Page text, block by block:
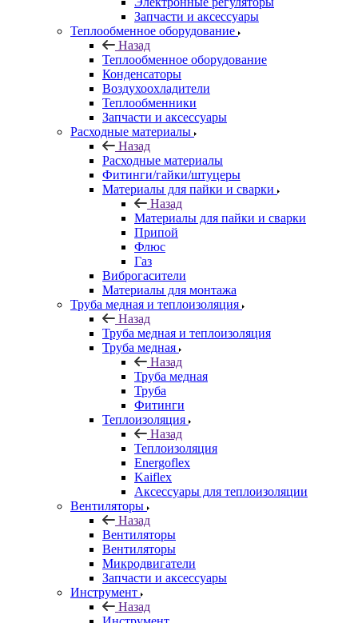
Запчасти и аксессуары
Теплообменное оборудование
Назад
Теплообменное оборудование
Конденсаторы
Воздухоохладители
Теплообменники
Запчасти и аксессуары
Расходные материалы
Назад
Расходные материалы
Фитинги/гайки/штуцеры
Материалы для пайки и сварки
Назад
Материалы для пайки и сварки
Припой
Флюс
Газ
Виброгасители
Материалы для монтажа
Труба медная и теплоизоляция
Назад
Труба медная и теплоизоляция
Труба медная
Назад
Труба медная
Труба
Фитинги
Теплоизоляция
Назад
Теплоизоляция
Energoflex
Kaiflex
Аксессуары для теплоизоляции
Вентиляторы
Назад
Вентиляторы
Вентиляторы
Микродвигатели
Запчасти и аксессуары
Инструмент
Назад